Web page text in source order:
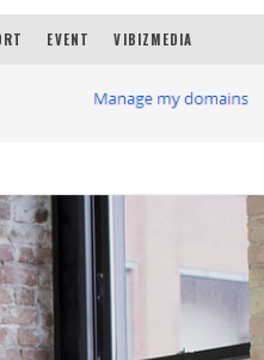
EVENT VIBIZMEDIA